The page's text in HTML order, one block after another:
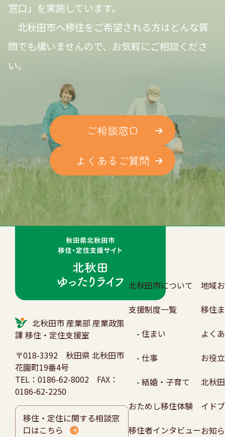
窓口」を実施しています。
北秋田市へ移住をご希望される方はどんな質
問でも構いませんので、お気軽にご相談くださ
い。
ご相談窓口
よくあるご質問
北秋田市 産業部 産業政策
課 移住・定住支援室
〒018-3392 秋田県 北秋田市
花園町19番4号
TEL： 0186-62-8002 FAX：
0186-62-2250
移住・定住に関する相談窓
口はこちら
北秋田市について
支援制度一覧
住まい
仕事
結婚・子育て
おためし移住体験
移住者インタビュー
地域
移住
よく
お役
北秋
イド
お知